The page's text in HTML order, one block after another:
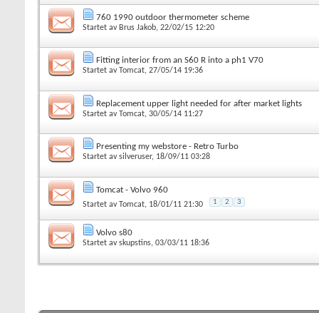
760 1990 outdoor thermometer scheme
Startet av Brus Jakob, 22/02/15 12:20
Fitting interior from an S60 R into a ph1 V70
Startet av Tomcat, 27/05/14 19:36
Replacement upper light needed for after market lights
Startet avTomcat, 30/05/14 11:27
Presenting my webstore - Retro Turbo
Startet avsilveruser, 18/09/11 03:28
Tomcat - Volvo 960
Startet avTomcat, 18/01/11 21:30 1 2 3
Volvo s80
Startet avskupstins, 03/03/11 18:36